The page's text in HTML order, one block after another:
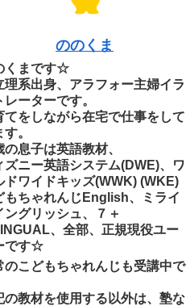
ののくま
くまです☆
理系出身、アラフォー主婦イラ
レーターです。
てをしながら在宅で仕事をして
。
の息子は英語教材、
ズニー英語システム(DWE)、ワ
ドワイドキッズ(WWK) (WKE)
もちゃれんじEnglish、ミライ
ングリッシュ、７＋
、全部、正規現役ユー
です☆
のこどもちゃれんじも受講中で
の教材を使用する以外は、塾な